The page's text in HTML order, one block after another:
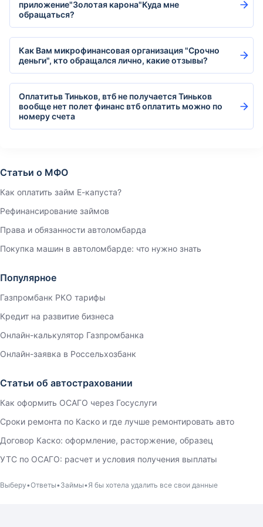
приложение"Золотая карона"Куда мне
обращаться?
Как Вам микрофинансовая организация "Срочно
деньги", кто обращался лично, какие отзывы?
Оплатитьв Тиньков, втб не получается Тиньков
вообще нет полет финанс втб оплатить можно по
номеру счета
Статьи о МФО
Как оплатить займ Е-капуста?
Рефинансирование займов
Права и обязанности автоломбарда
Покупка машин в автоломбарде: что нужно знать
Популярное
Газпромбанк РКО тарифы
Кредит на развитие бизнеса
Онлайн-калькулятор Газпромбанка
Онлайн-заявка в Россельхозбанк
Статьи об автостраховании
Как оформить ОСАГО через Госуслуги
Сроки ремонта по Каско и где лучше ремонтировать авто
Договор Каско: оформление, расторжение, образец
УТС по ОСАГО: расчет и условия получения выплаты
Выберу Ответы Займы Я бы хотела удалить все свои данные